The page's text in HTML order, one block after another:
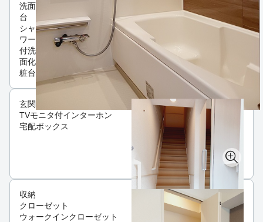
洗面
台
シャ
ワー
付洗
面化
粧台
玄関
TVモニタ付インターホン
宅配ボックス
収納
クローゼット
ウォークインクローゼット